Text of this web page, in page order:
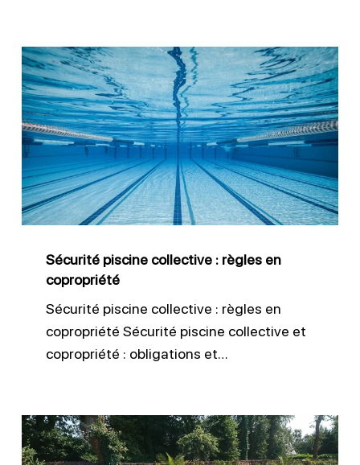
Sécurité
piscine
collective
:
règles
en
copropriété
Sécurité piscine collective : règles en
copropriété
Sécurité piscine collective : règles en
copropriété Sécurité piscine collective et
copropriété : obligations et…
Installer
un